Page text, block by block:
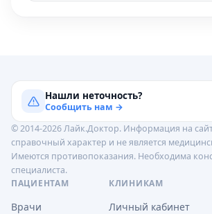
Нашли неточность?
Сообщить нам →
© 2014-2026 Лайк.Доктор. Информация на
справочный характер и не является
Имеются противопоказания. Необходима
специалиста.
ПАЦИЕНТАМ
Врачи
КЛИНИКАМ
Личный кабинет